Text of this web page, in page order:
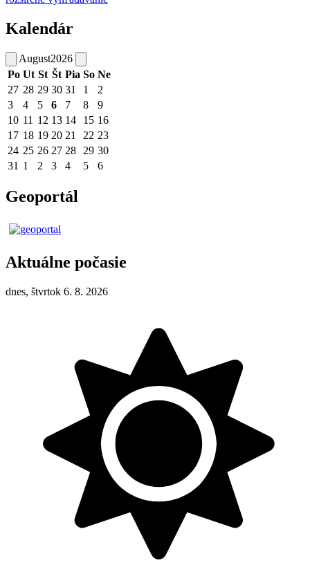
Kalendár
August2026
Po Ut St Št Pia So Ne
27 28 29 30 31 1
2
3
4 5 6 7 8
9
10 11 12 13 14 15 16
17 18 19 20 21 22 23
24 25 26 27 28 29 30
31 1 2 3 4 5 6
Geoportál
Aktuálne počasie
dnes, štvrtok 6. 8. 2026